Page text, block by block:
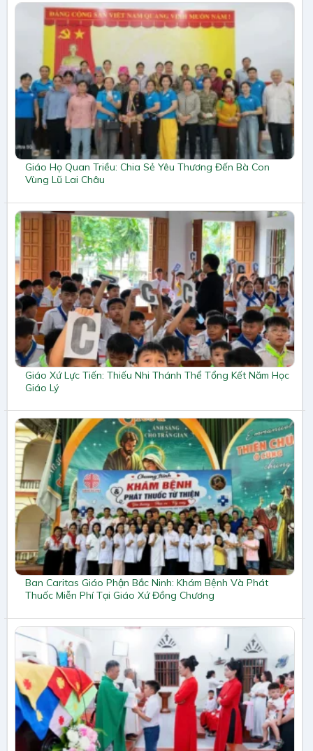
Giáo Họ Quan Triều: Chia Sẻ Yêu Thương Đến Bà Con
Vùng Lũ Lai Châu
Giáo Xứ Lực Tiến: Thiếu Nhi Thánh Thể Tổng Kết Năm Học
Giáo Lý
Ban Caritas Giáo Phận Bắc Ninh: Khám Bệnh Và Phát
Thuốc Miễn Phí Tại Giáo Xứ Đồng Chương